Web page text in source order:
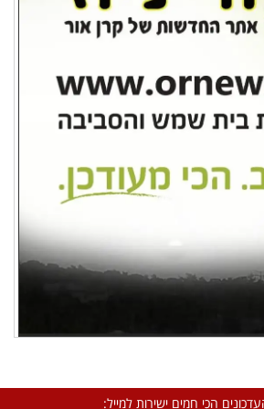
הכי חמים ישירות למייל: